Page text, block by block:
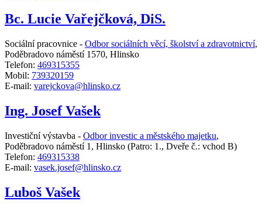
Bc. Lucie Vařejčková, DiS.
Sociální pracovnice - Odbor sociálních věcí, školství a zdravotnictví,
Poděbradovo náměstí 1570, Hlinsko
Telefon: 469315355
Mobil: 739320159
E-mail: varejckova@hlinsko.cz
Ing. Josef Vašek
Investiční výstavba - Odbor investic a městského majetku,
Poděbradovo náměstí 1, Hlinsko (Patro: 1., Dveře č.: vchod B)
Telefon: 469315338
E-mail: vasek.josef@hlinsko.cz
Luboš Vašek